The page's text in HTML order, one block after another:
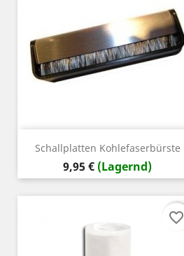
Schallplatten Kohlefaserbürste
Preis
9,95 € (Lagernd)
favorite_border